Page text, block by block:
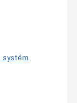
systém